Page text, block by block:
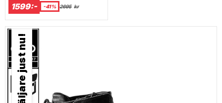
1599:- -41% 2695 kr